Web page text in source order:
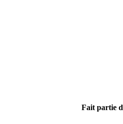
Fait partie